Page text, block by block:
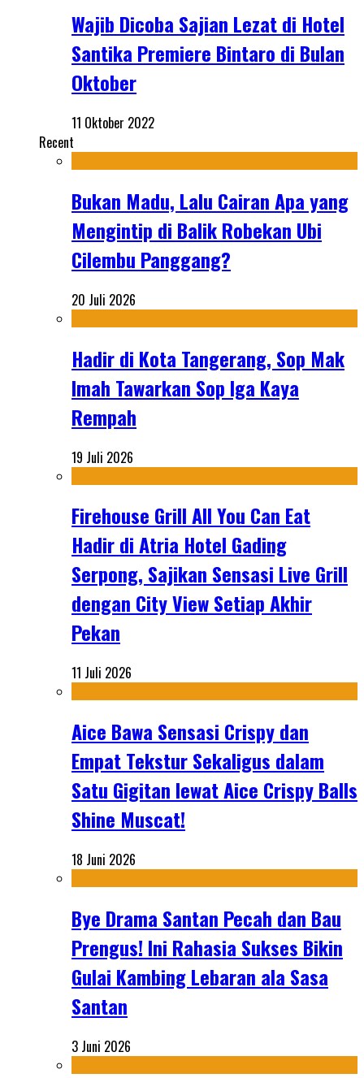
Wajib Dicoba Sajian Lezat di Hotel
Santika Premiere Bintaro di Bulan
Oktober
11 Oktober 2022
Recent
Bukan Madu, Lalu Cairan Apa yang
Mengintip di Balik Robekan Ubi
Cilembu Panggang?
20 Juli 2026
Hadir di Kota Tangerang, Sop Mak
Imah Tawarkan Sop Iga Kaya
Rempah
19 Juli 2026
Firehouse Grill All You Can Eat
Hadir di Atria Hotel Gading
Serpong, Sajikan Sensasi Live Grill
dengan City View Setiap Akhir
Pekan
11 Juli 2026
Aice Bawa Sensasi Crispy dan
Empat Tekstur Sekaligus dalam
Satu Gigitan lewat Aice Crispy Balls
Shine Muscat!
18 Juni 2026
Bye Drama Santan Pecah dan Bau
Prengus! Ini Rahasia Sukses Bikin
Gulai Kambing Lebaran ala Sasa
Santan
3 Juni 2026